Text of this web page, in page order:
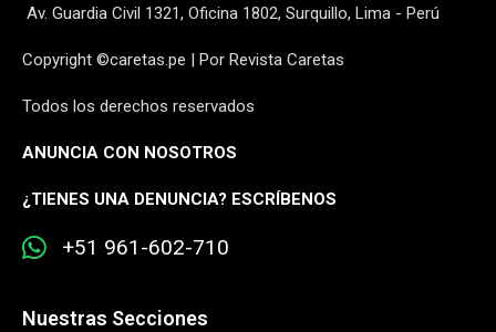
Av. Guardia Civil 1321, Oficina 1802, Surquillo, Lima - Perú
Copyright ©caretas.pe | Por Revista Caretas
Todos los derechos reservados
ANUNCIA CON NOSOTROS
¿TIENES UNA DENUNCIA? ESCRÍBENOS
+51 961-602-710
Nuestras Secciones